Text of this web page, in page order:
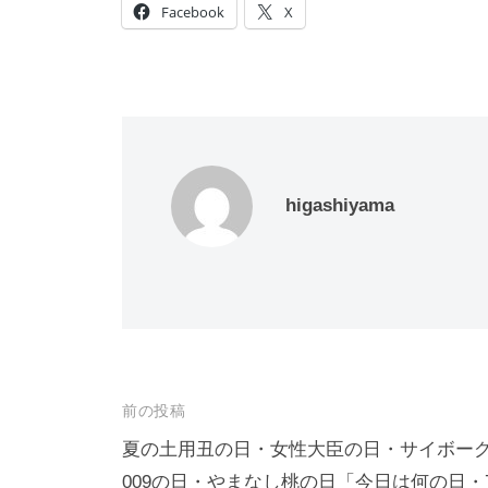
Facebook X
higashiyama
投
稿
前の投稿
夏の土用丑の日・女性大臣の日・サイボー
009の日・やまなし桃の日「今日は何の日・